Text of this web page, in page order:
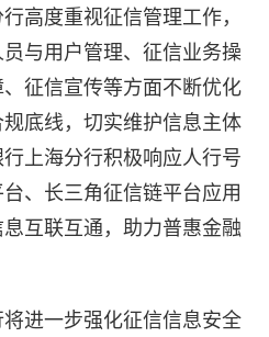
高度重视征信管理工作，
与用户管理、征信业务操
征信宣传等方面不断优化
底线，切实维护信息主体
上海分行积极响应人行号
、长三角征信链平台应用
互联互通，助力普惠金融
进一步强化征信信息安全